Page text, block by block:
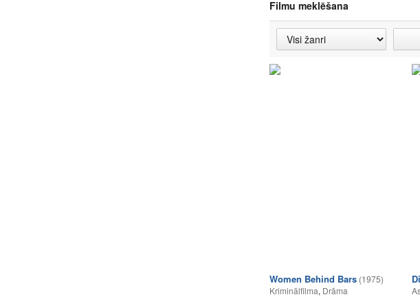
Filmu meklēšana
Women Behind Bars (1975)
Kriminālfilma, Drāma